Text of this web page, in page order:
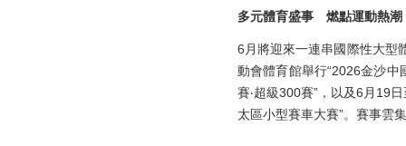
多元體育盛事 燃點運動熱潮
6月將迎來一連串國際性大型
動會體育館舉行“2026金沙中
賽‧超級300賽”，以及6月19
太區小型賽車大賽”。賽事雲